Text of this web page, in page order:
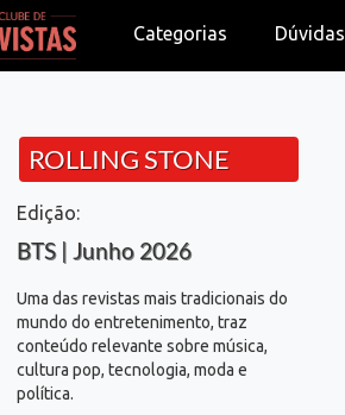
Categorias Dúvidas
ROLLING STONE
Edição:
BTS | Junho 2026
Uma das revistas mais tradicionais do
mundo do entretenimento, traz
conteúdo relevante sobre música,
cultura pop, tecnologia, moda e
política.